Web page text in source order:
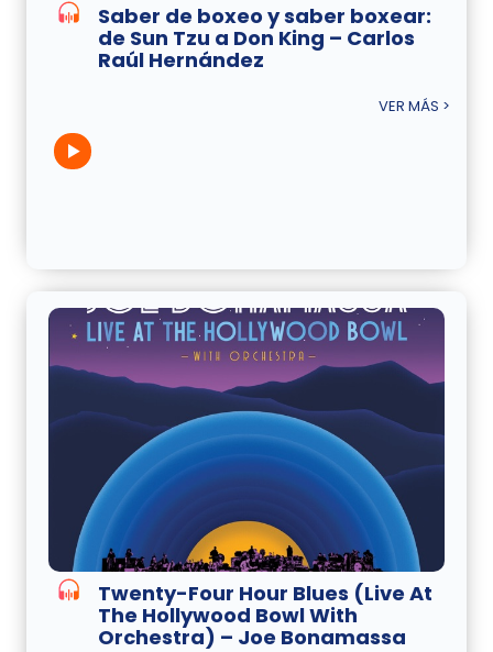
Saber de boxeo y saber boxear:
de Sun Tzu a Don King – Carlos
Raúl Hernández
VER MÁS >
Twenty-Four Hour Blues (Live At
The Hollywood Bowl With
Orchestra) – Joe Bonamassa